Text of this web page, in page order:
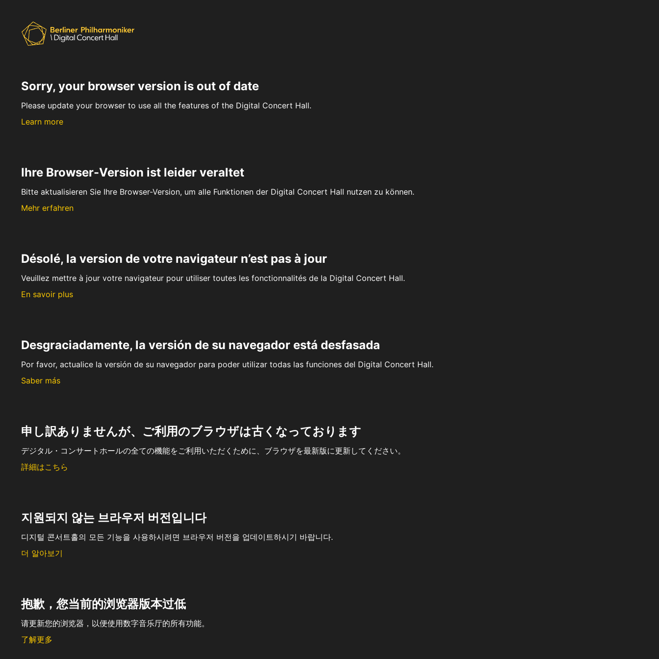
Sorry, your browser version is out of date
Please update your browser to use all the features of the Digital Concert Hall.
Learn more
Ihre Browser-Version ist leider veraltet
Bitte aktualisieren Sie Ihre Browser-Version, um alle Funktionen der Digital Concert Hall nutzen zu können.
Mehr erfahren
Désolé, la version de votre navigateur n’est pas à jour
Veuillez mettre à jour votre navigateur pour utiliser toutes les fonctionnalités de la Digital Concert Hall.
En savoir plus
Desgraciadamente, la versión de su navegador está desfasada
Por favor, actualice la versión de su navegador para poder utilizar todas las funciones del Digital Concert Hall.
Saber más
申し訳ありませんが、ご利用のブラウザは古くなっております
デジタル・コンサートホールの全ての機能をご利用いただくために、ブラウザを最新版に更新してください。
詳細はこちら
지원되지 않는 브라우저 버전입니다
디지털 콘서트홀의 모든 기능을 사용하시려면 브라우저 버전을 업데이트하시기 바랍니다.
더 알아보기
抱歉，您当前的浏览器版本过低
请更新您的浏览器，以便使用数字音乐厅的所有功能。
了解更多